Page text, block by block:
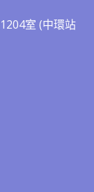
室 (中環站